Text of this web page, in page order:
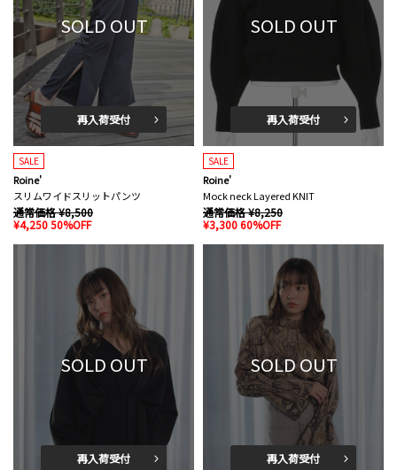
SOLD OUT
再入荷受付
SALE
Roine'
スリムワイドスリットパンツ
通常価格 ¥8,500
¥4,250 50%OFF
SOLD OUT
再入荷受付
SALE
Roine'
Mock neck Layered KNIT
通常価格 ¥8,250
¥3,300 60%OFF
SOLD OUT
再入荷受付
SOLD OUT
再入荷受付